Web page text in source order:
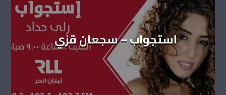
استجواب – سجعان قزي